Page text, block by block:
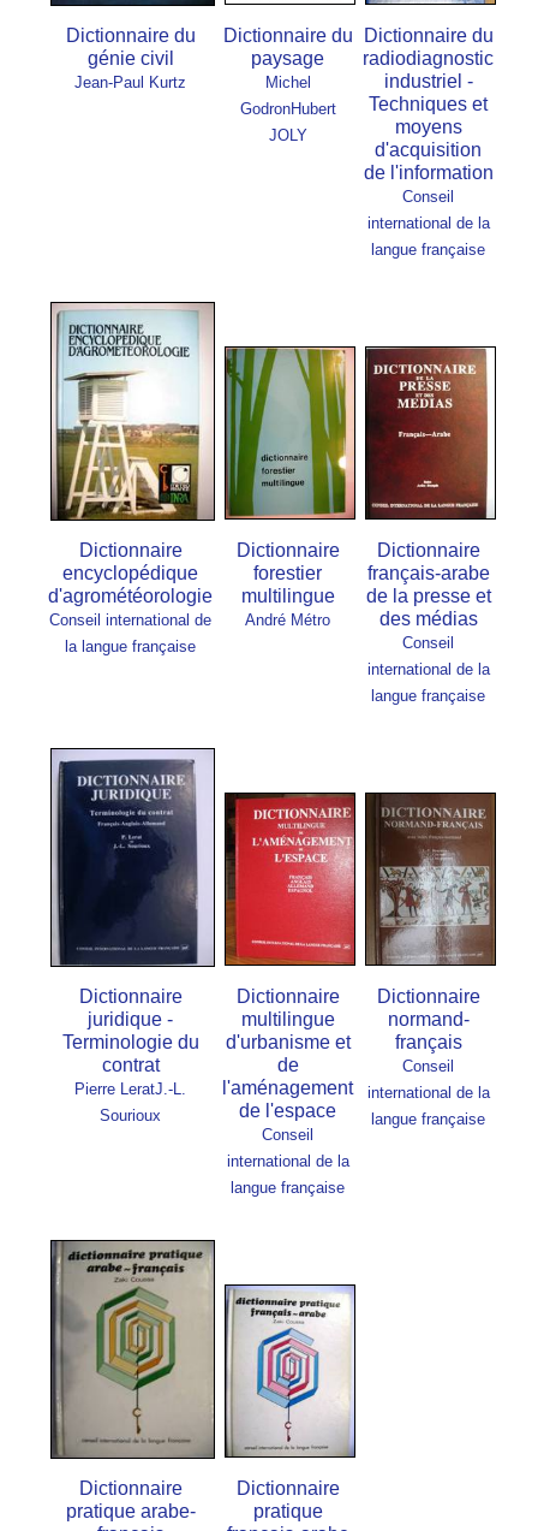
Dictionnaire du
génie civil
Jean-Paul Kurtz
Dictionnaire du
paysage
Michel
GodronHubert
JOLY
Dictionnaire du
radiodiagnostic
industriel -
Techniques et
moyens
d'acquisition
de l'information
Conseil
international de la
langue française
Dictionnaire
encyclopédique
d'agrométéorologie
Conseil international de
la langue française
Dictionnaire
forestier
multilingue
André Métro
Dictionnaire
français-arabe
de la presse et
des médias
Conseil
international de la
langue française
Dictionnaire
juridique -
Terminologie du
contrat
Pierre LeratJ.-L.
Sourioux
Dictionnaire
multilingue
d'urbanisme et
de
l'aménagement
de l'espace
Conseil
international de la
langue française
Dictionnaire
normand-
français
Conseil
international de la
langue française
Dictionnaire
pratique arabe-
Dictionnaire
pratique